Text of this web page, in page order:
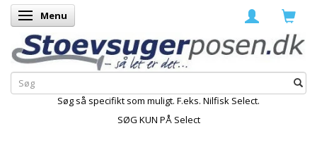
Skifte navigation
Menu
Søg så specifikt som muligt. F.eks. Nilfisk Select.
SØG KUN PÅ Select